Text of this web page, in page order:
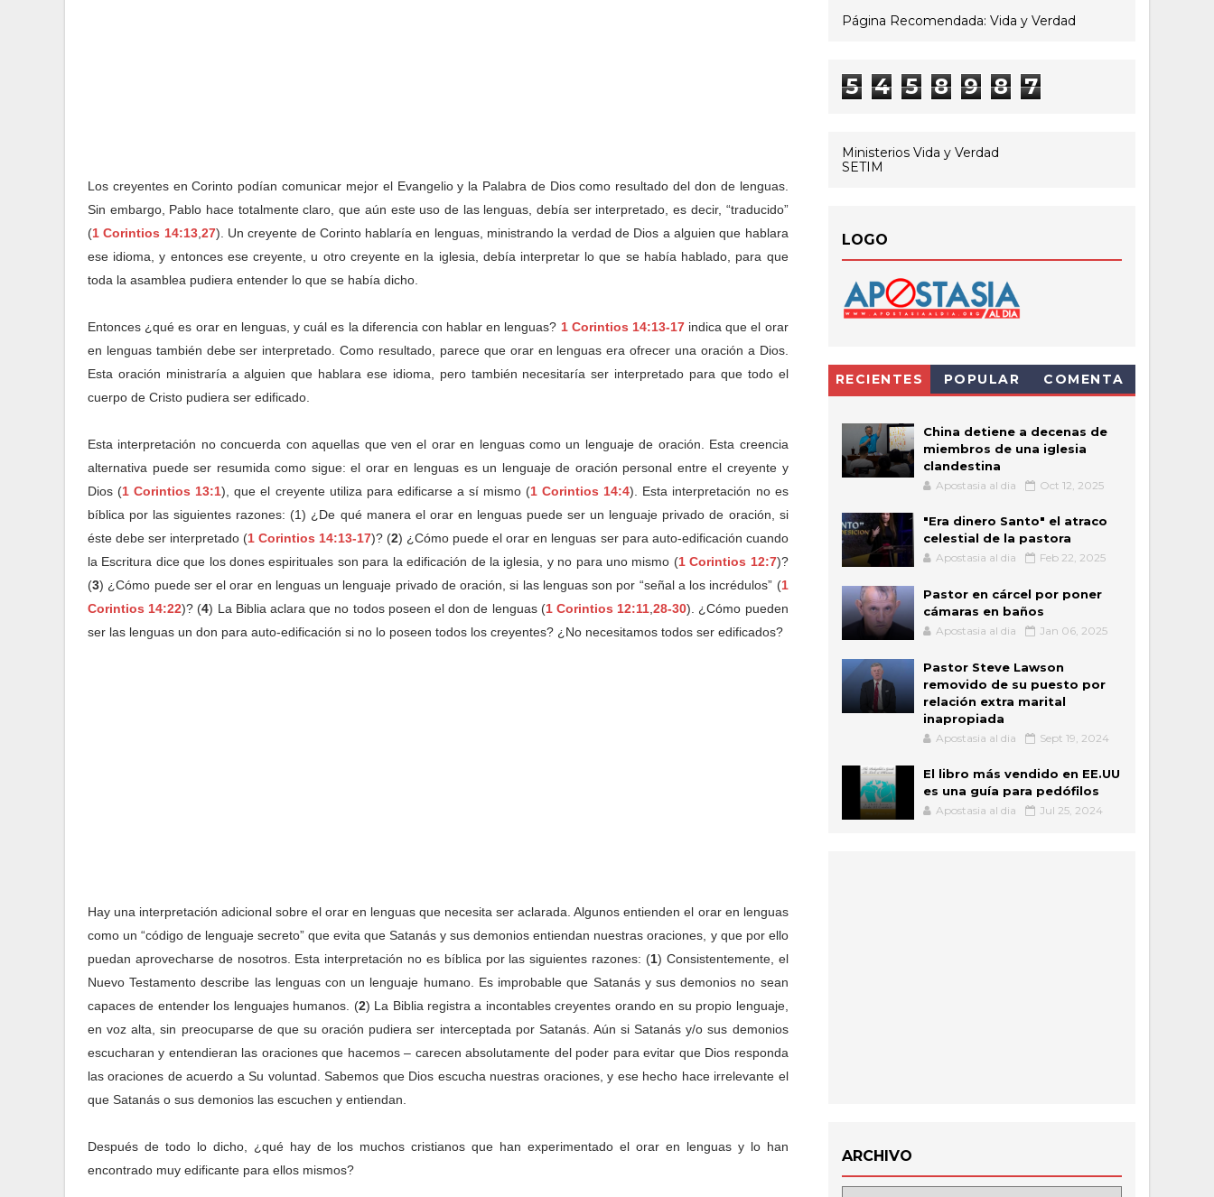
Los creyentes en Corinto podían comunicar mejor el Evangelio y la Palabra de Dios como resultado del don de lenguas.
Sin embargo, Pablo hace totalmente claro, que aún este uso de las lenguas, debía ser interpretado, es decir, “traducido”
(1 Corintios 14:13, 27). Un creyente de Corinto hablaría en lenguas, ministrando la verdad de Dios a alguien que hablara
ese idioma, y entonces ese creyente, u otro creyente en la iglesia, debía interpretar lo que se había hablado, para que
toda la asamblea pudiera entender lo que se había dicho.
Entonces ¿qué es orar en lenguas, y cuál es la diferencia con hablar en lenguas? 1 Corintios 14:13-17indica que el orar
en lenguas también debe ser interpretado. Como resultado, parece que orar en lenguas era ofrecer una oración a Dios.
Esta oración ministraría a alguien que hablara ese idioma, pero también necesitaría ser interpretado para que todo el
cuerpo de Cristo pudiera ser edificado.
Esta interpretación no concuerda con aquellas que ven el orar en lenguas como un lenguaje de oración. Esta creencia
alternativa puede ser resumida como sigue: el orar en lenguas es un lenguaje de oración personal entre el creyente y
Dios (1 Corintios 13:1), que el creyente utiliza para edificarse a sí mismo (1 Corintios 14:4). Esta interpretación no es
bíblica por las siguientes razones: (1) ¿De qué manera el orar en lenguas puede ser un lenguaje privado de oración, si
éste debe ser interpretado (1 Corintios 14:13-17)? (2) ¿Cómo puede el orar en lenguas ser para auto-edificación cuando
la Escritura dice que los dones espirituales son para la edificación de la iglesia, y no para uno mismo (1 Corintios 12:7)?
(3) ¿Cómo puede ser el orar en lenguas un lenguaje privado de oración, si las lenguas son por “señal a los incrédulos” (1
Corintios 14:22)? (4) La Biblia aclara que no todos poseen el don de lenguas (1 Corintios 12:11 ,28-30). ¿Cómo pueden
ser las lenguas un don para auto-edificación si no lo poseen todos los creyentes? ¿No necesitamos todos ser edificados?
Hay una interpretación adicional sobre el orar en lenguas que necesita ser aclarada. Algunos entienden el orar en lenguas
como un “código de lenguaje secreto” que evita que Satanás y sus demonios entiendan nuestras oraciones, y que por ello
puedan aprovecharse de nosotros. Esta interpretación no es bíblica por las siguientes razones: (1) Consistentemente, el
Nuevo Testamento describe las lenguas con un lenguaje humano. Es improbable que Satanás y sus demonios no sean
capaces de entender los lenguajes humanos. (2) La Biblia registra a incontables creyentes orando en su propio lenguaje,
en voz alta, sin preocuparse de que su oración pudiera ser interceptada por Satanás. Aún si Satanás y/o sus demonios
escucharan y entendieran las oraciones que hacemos – carecen absolutamente del poder para evitar que Dios responda
las oraciones de acuerdo a Su voluntad. Sabemos que Dios escucha nuestras oraciones, y ese hecho hace irrelevante el
que Satanás o sus demonios las escuchen y entiendan.
Después de todo lo dicho, ¿qué hay de los muchos cristianos que han experimentado el orar en lenguas y lo han
encontrado muy edificante para ellos mismos?
Página Recomendada: Vida y Verdad
5 4 5 8 9 8 7
Ministerios Vida y Verdad
SETIM
LOGO
RECIENTES POPULAR COMENTA
China detiene a decenas de
miembros de una iglesia
clandestina
Apostasia al dia Oct 12, 2025
"Era dinero Santo" el atraco
celestial de la pastora
Apostasia al dia Feb 22, 2025
Pastor en cárcel por poner
cámaras en baños
Apostasia al dia Jan 06, 2025
Pastor Steve Lawson
removido de su puesto por
relación extra marital
inapropiada
Apostasia al dia Sept 19, 2024
El libro más vendido en EE.UU
es una guía para pedófilos
Apostasia al dia Jul 25, 2024
ARCHIVO